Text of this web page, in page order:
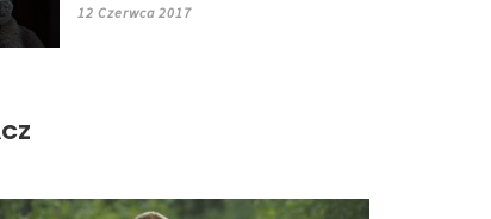
12 Czerwca 2017